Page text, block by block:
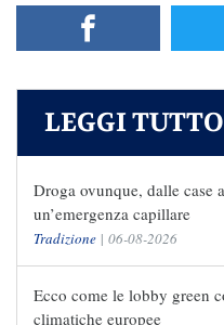
LEGGI TUTTO
Droga ovunque, dalle case
un’emergenza capillare
Tradizione | 06-08-2026
Ecco come le lobby green
climatiche europee